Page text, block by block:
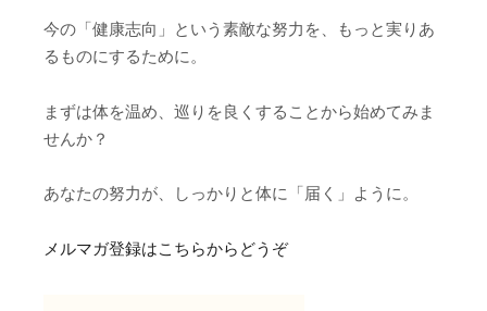
今の「健康志向」という素敵な努力を、もっと実りあ
るものにするために。
まずは体を温め、巡りを良くすることから始めてみま
せんか？
あなたの努力が、しっかりと体に「届く」ように。
メルマガ登録はこちらからどうぞ